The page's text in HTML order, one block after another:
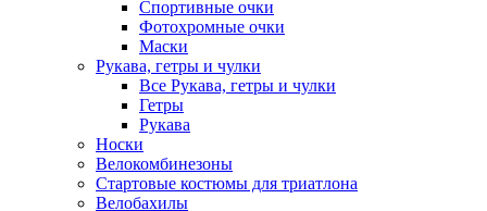
Спортивные очки
Фотохромные очки
Маски
Рукава, гетры и чулки
Все Рукава, гетры и чулки
Гетры
Рукава
Носки
Велокомбинезоны
Стартовые костюмы для триатлона
Велобахилы